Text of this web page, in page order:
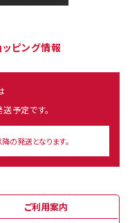
ッピング情報
送予定です。
発送となります。
ご利用案内